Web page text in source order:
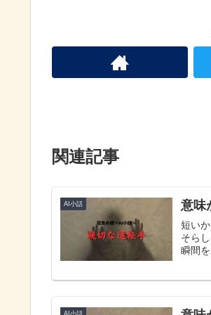
関連記事
AI小話 意味
短い
そら
瞬間